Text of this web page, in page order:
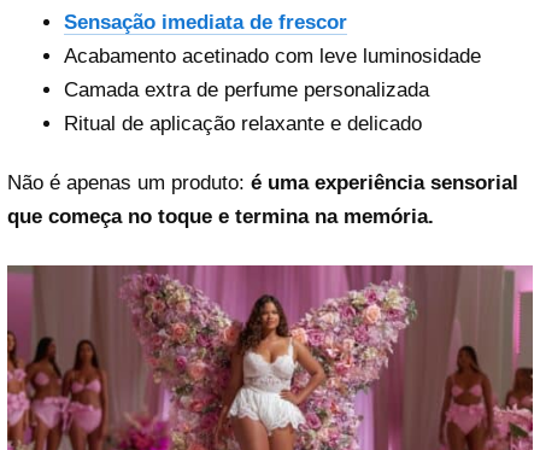
Sensação imediata de frescor
Acabamento acetinado com leve luminosidade
Camada extra de perfume personalizada
Ritual de aplicação relaxante e delicado
Não é apenas um produto: é uma experiência sensorial
que começa no toque e termina na memória.